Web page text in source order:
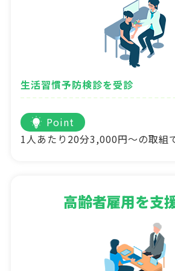
生活習慣予防検診を受診
Point
1人あたり20分3,000円～の取組
高齢者雇用を支